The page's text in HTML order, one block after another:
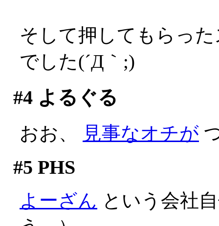
そして押してもらっ
でした(´Д｀;)
#4よるぐる
おお、 見事なオチが
#5 PHS
よーざん という会社